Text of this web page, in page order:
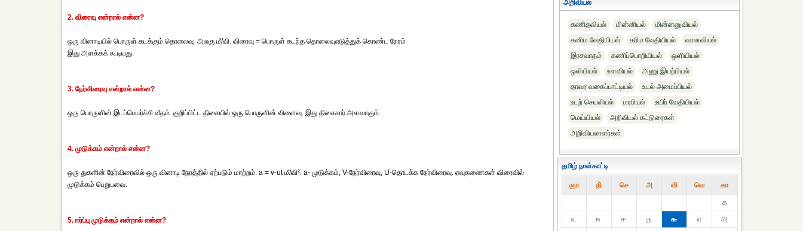
2. விரைவு என்றால் என்ன?
ஒரு வினாடியில் பொருள் கடக்கும் தொலைவு அலகு மீ/வி. விரைவு = பொருள் கடந்த தொலைவுஎடுத்துக் கொண்ட நேரம்
இது அளக்கக் கூடியது.
3. நேர்விரைவு என்றால் என்ன?
ஒரு பொருளின் இடப்பெயர்ச்சி வீதம். குறிப்பிட்ட திசையில் ஒரு பொருளின் விளைவு. இது திசைசார் அளவாகும்.
4. முடுக்கம் என்றால் என்ன?
ஒரு துகளின் நேர்விரைவில் ஒரு வினாடி நேரத்தில் ஏற்படும் மாற்றம். a = v-ut மீ/வி². a- முடுக்கம், V-நேர்விரைவு, U-தொடக்க நேர்விரைவு. ஏவுகணைகள் விரைவில்
முடுக்கம் பெறுபவை.
5. ஈர்ப்பு முடுக்கம் என்றால் என்ன?
அறிவியல்
கணிதவியல் மின்னியல்
மின்னனுவியல்
கனிம வேதியியல்
கரிம வேதியியல்‎
வானவியல்
இரசவாதம்
கணிப்பொறியியல்
ஒளியியல்
ஒலியியல்
உளவியல்‎
அணு இயற்பியல்‎
தாவர வகைப்பாட்டியல்
உடல் அமைப்பியல்
உடற் செயலியல்
மரபியல்
உயிர் வேதியியல்
மெய்யியல்
அறிவியல் கட்டுரைகள்‎
அறிவியலாளர்கள்
தமிழ் நாள்காட்டி
ஞா தி் செ அ வி வெ கா
௧
௨
௩ ௪ ௫ ௬ ௭
௮